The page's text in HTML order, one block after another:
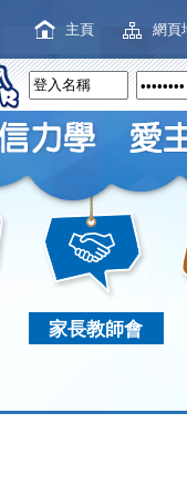
主頁 網頁
家長教師會